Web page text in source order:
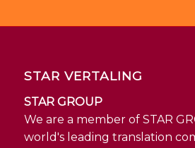
STAR VERTALING
STAR GROUP
We are a member of STAR
world's leading translation